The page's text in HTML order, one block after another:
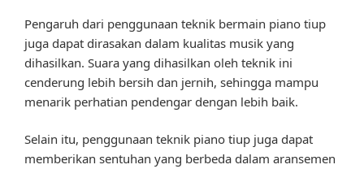
Pengaruh dari penggunaan teknik bermain piano tiup
juga dapat dirasakan dalam kualitas musik yang
dihasilkan. Suara yang dihasilkan oleh teknik ini
cenderung lebih bersih dan jernih, sehingga mampu
menarik perhatian pendengar dengan lebih baik.
Selain itu, penggunaan teknik piano tiup juga dapat
memberikan sentuhan yang berbeda dalam aransemen